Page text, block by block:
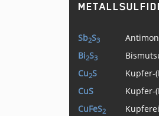
Sb2S3
Bi2S3
Cu2S
Kupfer-
CuS
Kupfer-
CuFeS2